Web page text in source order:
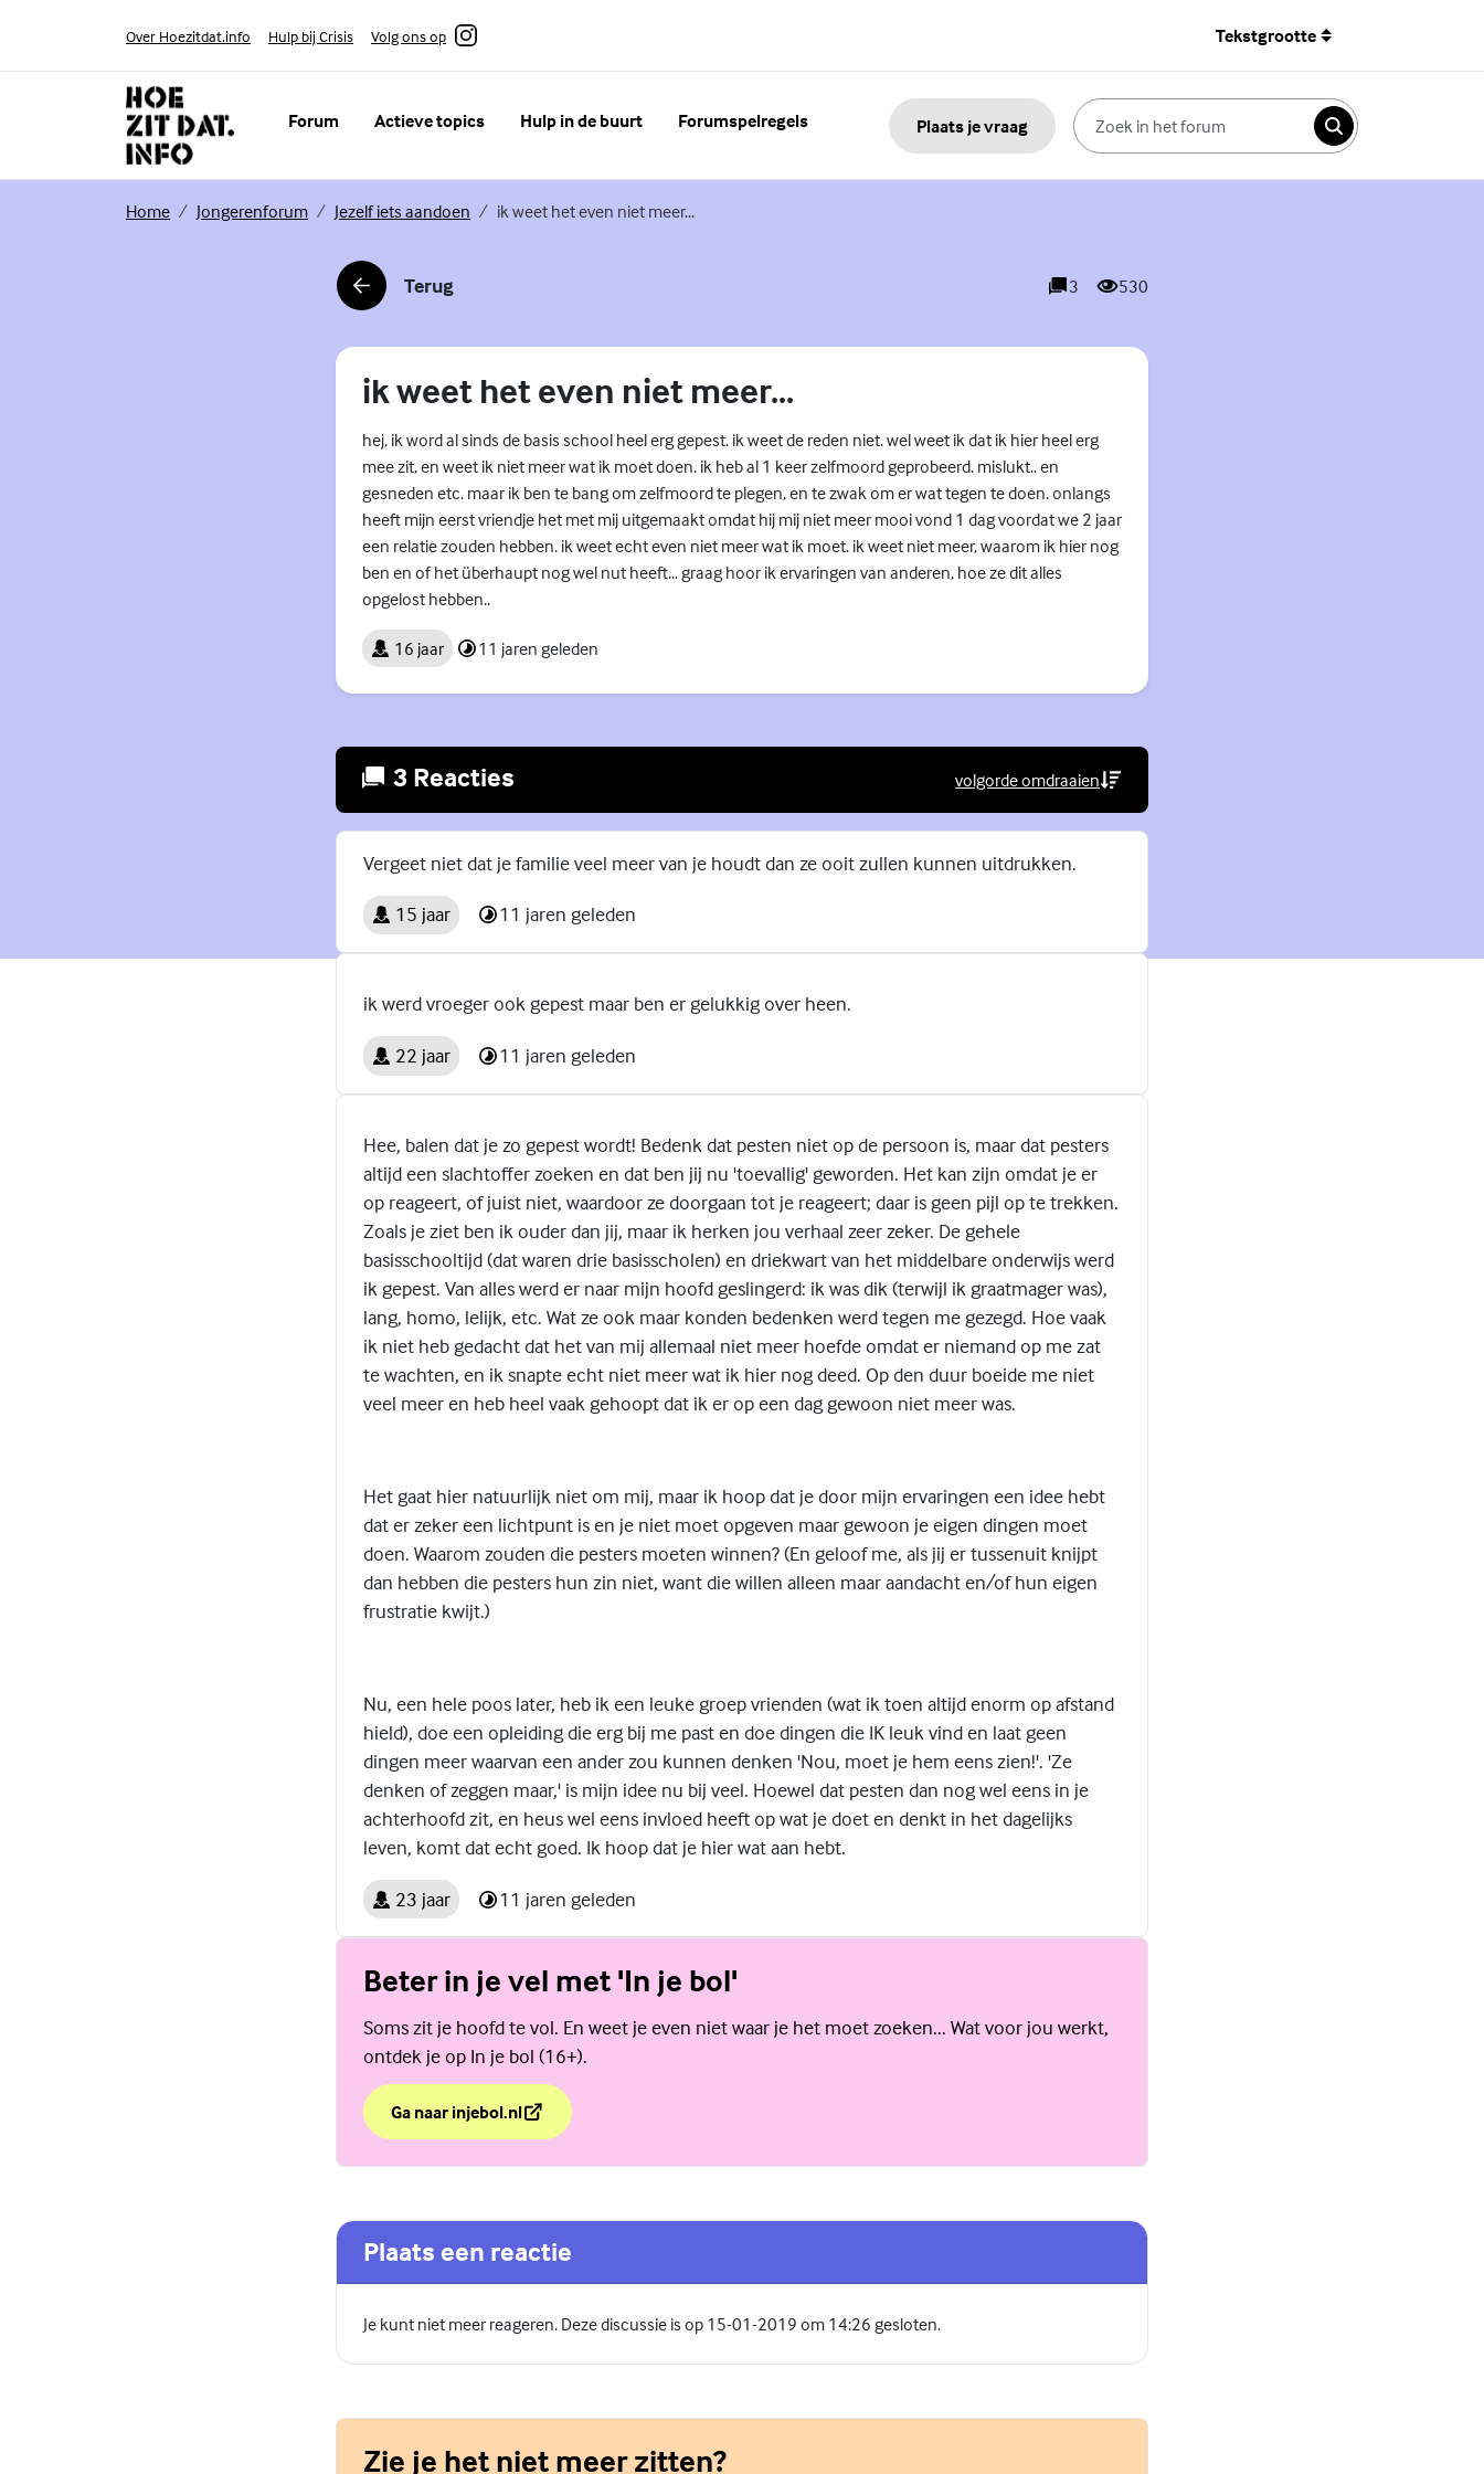
Over Hoezitdat.info Hulp bij Crisis Volg ons op
Instagram Tekstgrootte
Forum Actieve topics Hulp in de buurt Forumspelregels Plaats je vraag
Zoeken
Home(Externe link)
Jongerenforum(Externe link)
Jezelf iets aandoen (Externe link)
ik weet het even niet meer...
Terug
(Externe link) 3
reacties
530
weergaves
ik weet het even niet meer...
hej, ik word al sinds de basis school heel erg gepest. ik weet de reden niet. wel weet ik dat ik hier heel erg
mee zit, en weet ik niet meer wat ik moet doen. ik heb al 1 keer zelfmoord geprobeerd. mislukt.. en
gesneden etc. maar ik ben te bang om zelfmoord te plegen, en te zwak om er wat tegen te doen. onlangs
heeft mijn eerst vriendje het met mij uitgemaakt omdat hij mij niet meer mooi vond 1 dag voordat we 2 jaar
een relatie zouden hebben. ik weet echt even niet meer wat ik moet. ik weet niet meer, waarom ik hier nog
ben en of het überhaupt nog wel nut heeft... graag hoor ik ervaringen van anderen, hoe ze dit alles
opgelost hebben..
16 jaar 11 jaren geleden
3 Reacties volgorde omdraaien
(Externe link)
Vergeet niet dat je familie veel meer van je houdt dan ze ooit zullen kunnen uitdrukken.
15 jaar 11 jaren geleden
ik werd vroeger ook gepest maar ben er gelukkig over heen.
22 jaar 11 jaren geleden
Hee, balen dat je zo gepest wordt! Bedenk dat pesten niet op de persoon is, maar dat pesters
altijd een slachtoffer zoeken en dat ben jij nu 'toevallig' geworden. Het kan zijn omdat je er
op reageert, of juist niet, waardoor ze doorgaan tot je reageert; daar is geen pijl op te trekken.
Zoals je ziet ben ik ouder dan jij, maar ik herken jou verhaal zeer zeker. De gehele
basisschooltijd (dat waren drie basisscholen) en driekwart van het middelbare onderwijs werd
ik gepest. Van alles werd er naar mijn hoofd geslingerd: ik was dik (terwijl ik graatmager was),
lang, homo, lelijk, etc. Wat ze ook maar konden bedenken werd tegen me gezegd. Hoe vaak
ik niet heb gedacht dat het van mij allemaal niet meer hoefde omdat er niemand op me zat
te wachten, en ik snapte echt niet meer wat ik hier nog deed. Op den duur boeide me niet
veel meer en heb heel vaak gehoopt dat ik er op een dag gewoon niet meer was.
Het gaat hier natuurlijk niet om mij, maar ik hoop dat je door mijn ervaringen een idee hebt
dat er zeker een lichtpunt is en je niet moet opgeven maar gewoon je eigen dingen moet
doen. Waarom zouden die pesters moeten winnen? (En geloof me, als jij er tussenuit knijpt
dan hebben die pesters hun zin niet, want die willen alleen maar aandacht en/of hun eigen
frustratie kwijt.)
Nu, een hele poos later, heb ik een leuke groep vrienden (wat ik toen altijd enorm op afstand
hield), doe een opleiding die erg bij me past en doe dingen die IK leuk vind en laat geen
dingen meer waarvan een ander zou kunnen denken 'Nou, moet je hem eens zien!'. 'Ze
denken of zeggen maar,' is mijn idee nu bij veel. Hoewel dat pesten dan nog wel eens in je
achterhoofd zit, en heus wel eens invloed heeft op wat je doet en denkt in het dagelijks
leven, komt dat echt goed. Ik hoop dat je hier wat aan hebt.
23 jaar 11 jaren geleden
Beter in je vel met 'In je bol'
Soms zit je hoofd te vol. En weet je even niet waar je het moet zoeken... Wat voor jou werkt,
ontdek je op In je bol (16+).
Ga naar injebol.nl
over Beter in je vel met 'In je bol'
(Externe link)
Plaats een reactie
Je kunt niet meer reageren. Deze discussie is op 15-01-2019 om 14:26 gesloten.
Zie je het niet meer zitten?